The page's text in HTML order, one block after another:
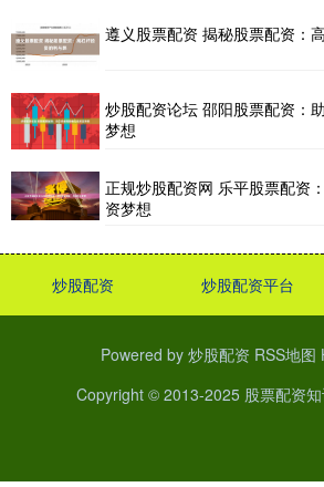
遵义股票配资 揭秘股票配资：
炒股配资论坛 邵阳股票配资：
梦想
正规炒股配资网 乐平股票配资
资梦想
炒股配资 炒股配资平台
Powered by 炒股配资 RSS地图
Copyright © 2013-2025 股票配资